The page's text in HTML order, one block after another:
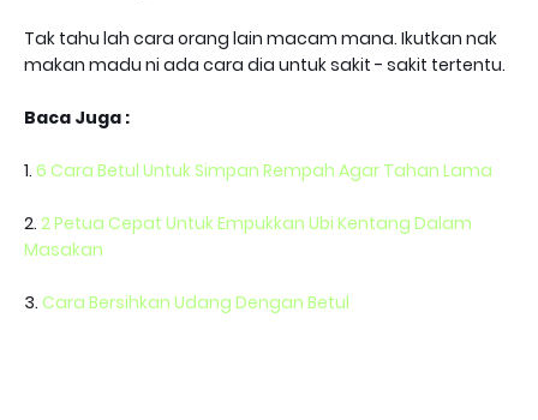
Tak tahu lah cara orang lain macam mana. Ikutkan nak
makan madu ni ada cara dia untuk sakit - sakit tertentu.
Baca Juga :
1. 6 Cara Betul Untuk Simpan Rempah Agar Tahan Lama
2. 2 Petua Cepat Untuk Empukkan Ubi Kentang Dalam
Masakan
3. Cara Bersihkan Udang Dengan Betul